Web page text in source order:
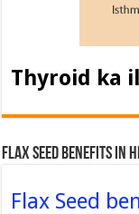
Thyroid ka
Flax Seed Benefits in
Flax Seed